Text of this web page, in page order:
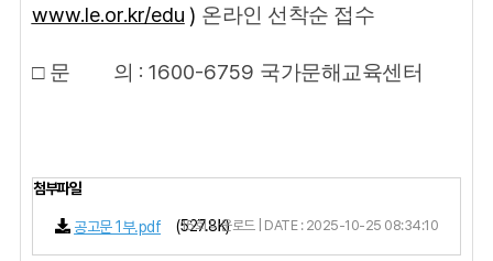
www.le.or.kr/edu ) 온라인 선착순 접수
□ 문 의 : 1600-6759 국가문해교육센터
첨부파일
공고문 1부.pdf (527.8K)
15회 다운로드 | DATE : 2025-10-25 08:34:10